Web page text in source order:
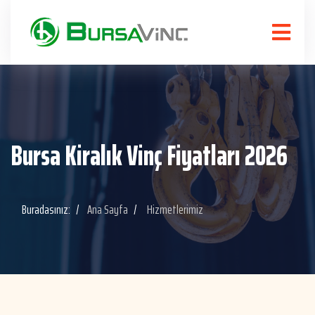
Bursa Kiralık Vinç Fiyatları 2026
Buradasınız: Ana Sayfa Hizmetlerimiz